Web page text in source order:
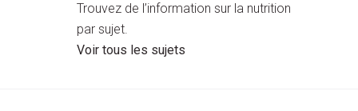
Trouvez de l’information sur la nutrition
par sujet.
Voir tous les sujets